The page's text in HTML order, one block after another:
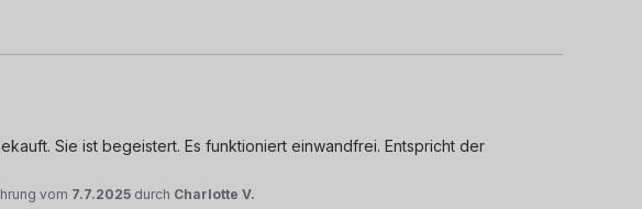
Sie ist begeistert. Es funktioniert einwandfrei. Entspricht der
vom 7.7.2025 durch Charlotte V.